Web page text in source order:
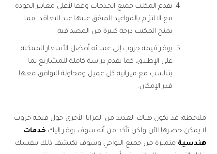
يقدم المكتب جميع الخدمات وفقا لأعلى معايير الجودة
مع الالتزام بالمواعيد المتفق عليها عند التعاقد، مما
يمنح المكتب درجة كبيرة من المصداقية.
يوفر قيمة جروب إلى عملائه أفضل الأسعار الممكنة
على الإطلاق، كما يقدم دراسة كاملة للمشاريع بما
يتناسب مع ميزانية كل عميل ومحاولة التوافق معها
قدر الإمكان.
ملاحظة: قد يكون هناك العديد من المزايا الأخرى حول قيمة جروب
لا يمكن حصرها الآن ولكن تأكد من أنه سوف يوفر إليك خدمات
هندسية متميزة من جميع النواحي وسوف تكتشف ذلك بنفسك